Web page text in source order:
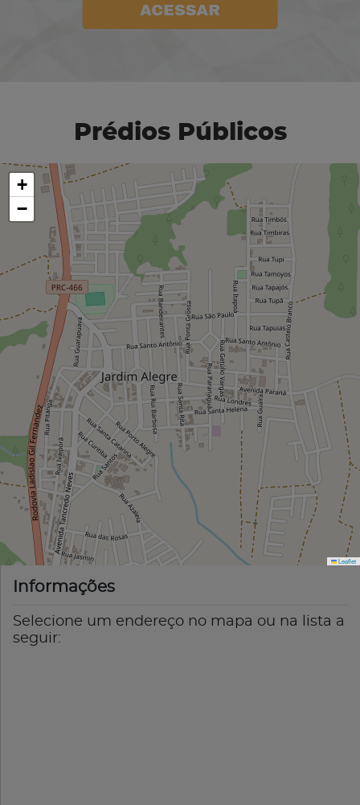
Prédios Públicos
+
−
Leaflet
Informações
Selecione um endereço no mapa ou na lista a
seguir: